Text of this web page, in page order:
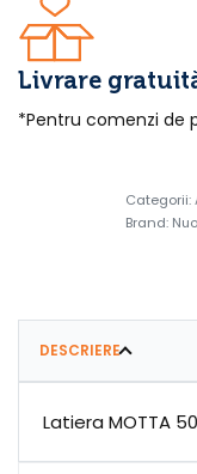
Livrare
*Pentru comenzi de
Categorii:
Brand:
DESCRIERE
Latiera MOTTA